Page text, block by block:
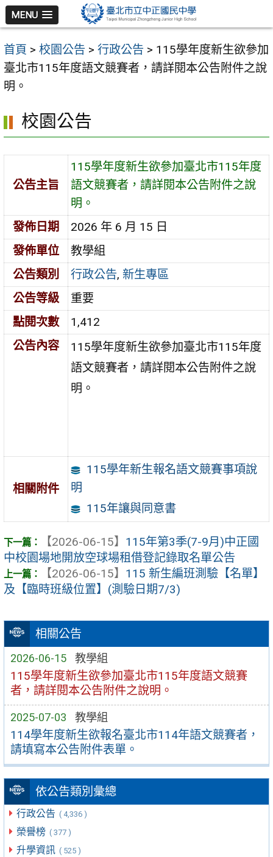
跳
至
主
要
內
區
MENU
首頁 > 校園公告 > 行政公告 > 115學年度新生欲參加
臺北市115年度語文競賽者，請詳閱本公告附件之說
明。
相關公告
2026-06-15 教學組
115學年度新生欲參加臺北市115年度語文競賽
者，請詳閱本公告附件之說明。
2025-07-03 教學組
114學年度新生欲報名臺北市114年語文競賽者，
請填寫本公告附件表單。
依公告類別彙總
行政公告 ( 4,336 )
榮譽榜 ( 377 )
升學資訊 ( 525 )
校園公告
公告主旨
115學年度新生欲參加臺北市115年度
語文競賽者，請詳閱本公告附件之說
明。
發佈日期
2026 年 6 月 15 日
發佈單位
教學組
公告類別
行政公告,新生專區
公告等級
重要
點閱次數
1,412
公告內容
115學年度新生欲參加臺北市115年度
語文競賽者，請詳閱本公告附件之說
明。
相關附件
115學年新生報名語文競賽事項說
明
115年讓與同意書
【2026-06-15】 115年第3季(7-9月)中正國
中校園場地開放空球場租借登記錄取名單公告
【2026-06-15】 115 新生編班測驗【名單】
及【臨時班級位置】(測驗日期7/3)